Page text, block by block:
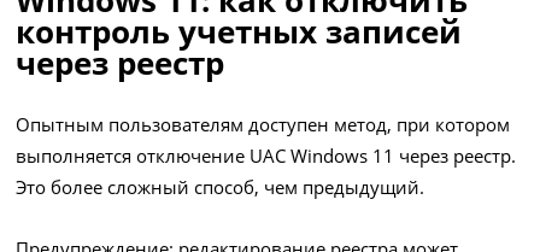
контроль учетных записей
через реестр
Опытным пользователям доступен метод, при котором
выполняется отключение UAC Windows 11 через реестр.
Это более сложный способ, чем предыдущий.